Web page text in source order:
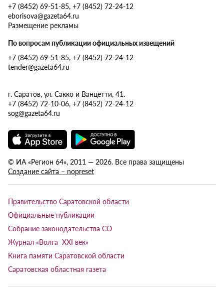
+7 (8452) 69-51-85, +7 (8452) 72-24-12
eborisova@gazeta64.ru
Размещение рекламы
По вопросам публикации официальных извещений
+7 (8452) 69-51-85, +7 (8452) 72-24-12
tender@gazeta64.ru
г. Саратов, ул. Сакко и Ванцетти, 41.
+7 (8452) 72-10-06, +7 (8452) 72-24-12
sog@gazeta64.ru
© ИА «Регион 64», 2011 — 2026. Все права защищены
Создание сайта – nopreset
Правительство Саратовской области
Официальные публикации
Собрание законодательства СО
Журнал «Волга XXI век»
Книга памяти Саратовской области
Саратовская областная газета